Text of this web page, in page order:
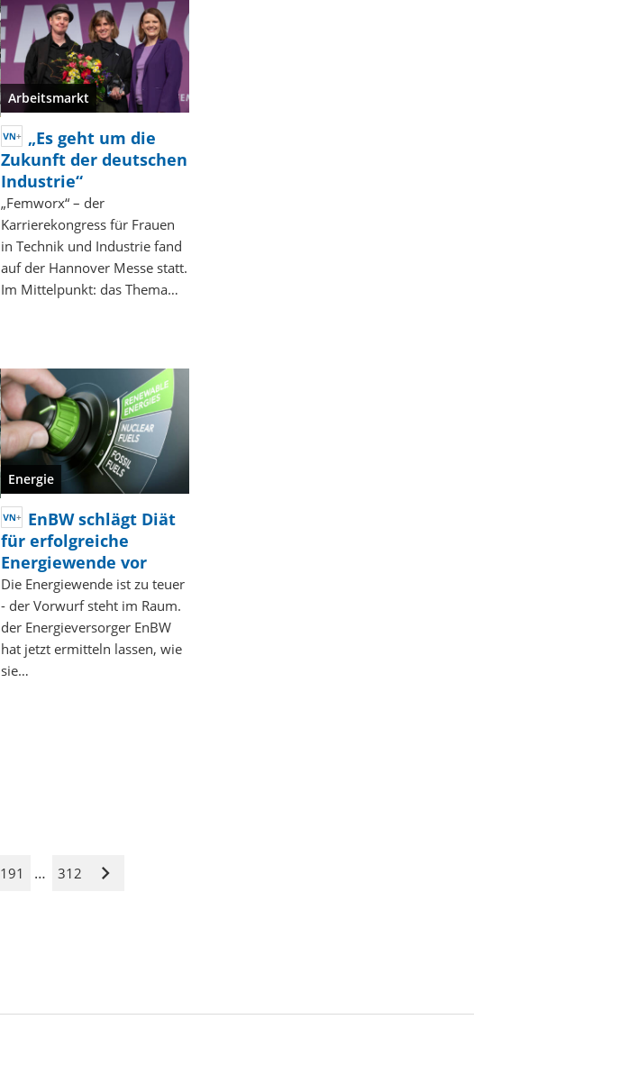
Arbeitsmarkt
„Es geht um die
Zukunft der deutschen
Industrie“
„Femworx“ – der
Karrierekongress für Frauen
in Technik und Industrie fand
auf der Hannover Messe statt.
Im Mittelpunkt: das Thema…
Energie
EnBW schlägt Diät
für erfolgreiche
Energiewende vor
Die Energiewende ist zu teuer
- der Vorwurf steht im Raum.
der Energieversorger EnBW
hat jetzt ermitteln lassen, wie
sie…
191 … 312
Nächste